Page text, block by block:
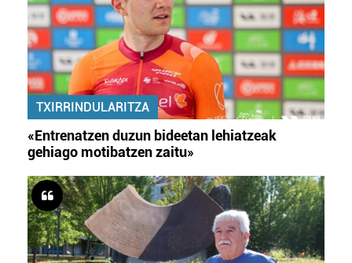
TXIRRINDULARITZA
«Entrenatzen duzun bideetan lehiatzeak
gehiago motibatzen zaitu»